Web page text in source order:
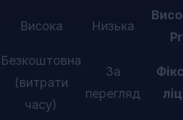
Висока Низька
Безкоштовна
(витрати
часу)
За
перегляд